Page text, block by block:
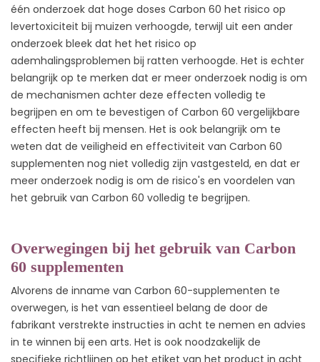
één onderzoek dat hoge doses Carbon 60 het risico op
levertoxiciteit bij muizen verhoogde, terwijl uit een ander
onderzoek bleek dat het het risico op
ademhalingsproblemen bij ratten verhoogde. Het is echter
belangrijk op te merken dat er meer onderzoek nodig is om
de mechanismen achter deze effecten volledig te
begrijpen en om te bevestigen of Carbon 60 vergelijkbare
effecten heeft bij mensen. Het is ook belangrijk om te
weten dat de veiligheid en effectiviteit van Carbon 60
supplementen nog niet volledig zijn vastgesteld, en dat er
meer onderzoek nodig is om de risico's en voordelen van
het gebruik van Carbon 60 volledig te begrijpen.
Overwegingen bij het gebruik van Carbon
60 supplementen
Alvorens de inname van Carbon 60-supplementen te
overwegen, is het van essentieel belang de door de
fabrikant verstrekte instructies in acht te nemen en advies
in te winnen bij een arts. Het is ook noodzakelijk de